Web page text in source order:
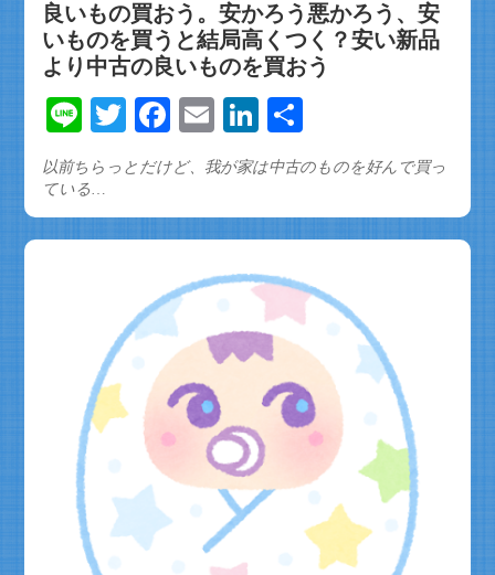
良いもの買おう。安かろう悪かろう、安
いものを買うと結局高くつく？安い新品
より中古の良いものを買おう
LineTwitterFacebook
EmailLinkedIn
有
以前ちらっとだけど、我が家は中古のものを好んで買っ
ている…